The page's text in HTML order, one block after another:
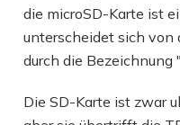
die microSD-Karte ist
unterscheidet sich von
durch die Bezeichnung
Die SD-Karte ist zwar